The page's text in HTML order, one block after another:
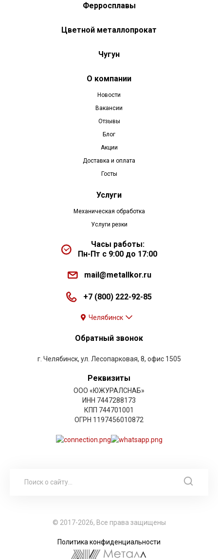
Ферросплавы
Цветной металлопрокат
Чугун
О компании
Новости
Вакансии
Отзывы
Блог
Акции
Доставка и оплата
Госты
Услуги
Механическая обработка
Услуги резки
Часы работы:
Пн-Пт с 9:00 до 17:00
mail@metallkor.ru
+7 (800) 222-92-85
Челябинск
Обратный звонок
г. Челябинск, ул. Лесопарковая, 8, офис 1505
Реквизиты
ООО «ЮЖУРАЛСНАБ»
ИНН 7447288173
КПП 744701001
ОГРН 1197456010872
© 2017-2026, Все права защищены
Политика конфиденциальности